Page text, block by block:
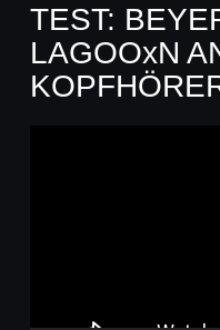
TEST:
LAGOOxN